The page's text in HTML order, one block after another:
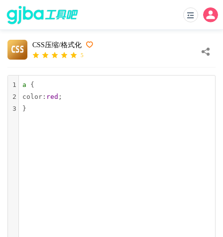
CSS压缩/格式化
5
1 a {
2
color : red ;
3
}